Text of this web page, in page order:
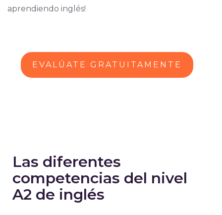
aprendiendo inglés!
EVALÚATE GRATUITAMENTE
Las diferentes
competencias del nivel
A2 de inglés